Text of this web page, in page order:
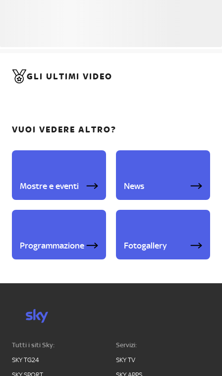
GLI ULTIMI VIDEO
VUOI VEDERE ALTRO?
Mostre e eventi News
Programmazione Fotogallery
Tutti i siti Sky:
SKY TG24
Servizi:
SKY TV